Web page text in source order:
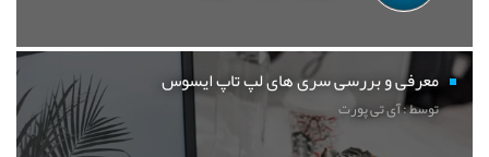
معرفی و بررسی سری های لپ تاپ ایسوس
توسط : آی تی پورت